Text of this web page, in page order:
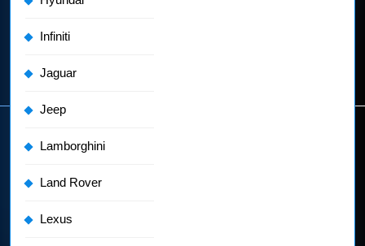
Infiniti
Jaguar
Jeep
Lamborghini
Land Rover
Lexus